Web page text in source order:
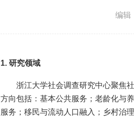
编辑
1. 研究领域
浙江大学社会调查研究中心聚焦
方向包括：基本公共服务；老龄化与
服务；移民与流动人口融入； 乡村治